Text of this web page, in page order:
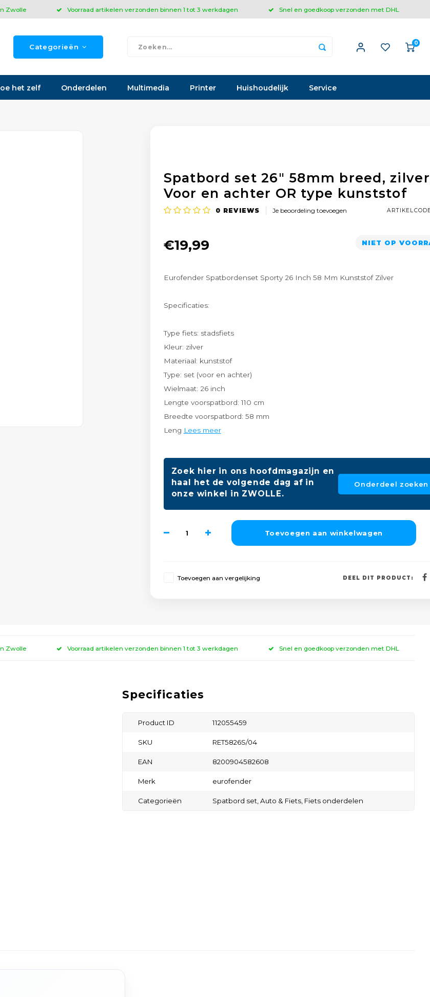
Zwolle Voorraad artikelen verzonden binnen 1 tot 3 werkdagen Snel en goedkoop verzonden met DHL
Categorieën 0
het zelf Onderdelen Multimedia Printer Huishoudelijk Service
Spatbord set 26" 58mm breed, zilver
Voor en achter OR type kunststof
0 REVIEWS Je beoordeling toevoegen
€19,99 NIET OP
Eurofender Spatbordenset Sporty 26 Inch 58 Mm Kunststof Zilver
Specificaties:
Type fiets: stadsfiets
Kleur: zilver
Materiaal: kunststof
Type: set (voor en achter)
Wielmaat: 26 inch
Lengte voorspatbord: 110 cm
Breedte voorspatbord: 58 mm
Leng Lees meer
Zoek hier in ons hoofdmagazijn en
haal het de volgende dag af in
onze winkel in ZWOLLE.
Onderdeel zoeken
Toevoegen aan winkelwagen
Toevoegen aan vergelijking DEEL DIT PRODUCT:
Zwolle Voorraad artikelen verzonden binnen 1 tot 3 werkdagen Snel en goedkoop verzonden met DHL
Specificaties
Product ID 112055459
SKU RET5826S/04
EAN 8200904582608
Merk eurofender
Categorieën Spatbord set, Auto & Fiets, Fiets onderdelen